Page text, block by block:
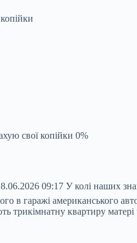
свої копійки 0%
09:17 У колі наших
в гаражі американського
трикімнатну квартиру